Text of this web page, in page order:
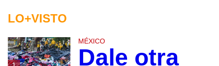
LO+VISTO
MÉXICO
Dale otra